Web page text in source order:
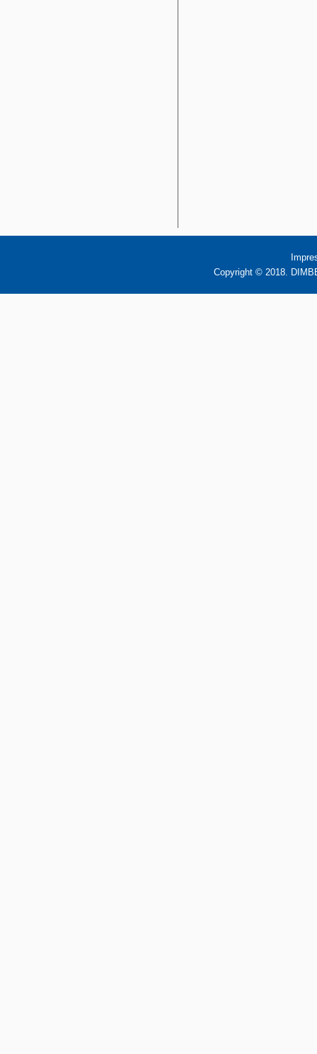
Copyright © 2018.